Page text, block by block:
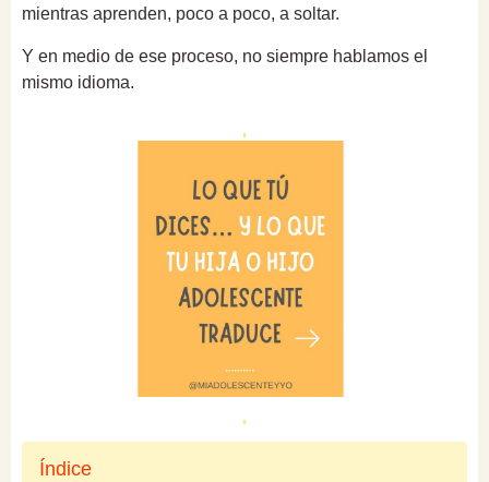
mientras aprenden, poco a poco, a soltar.
Y en medio de ese proceso, no siempre hablamos el
mismo idioma.
Índice